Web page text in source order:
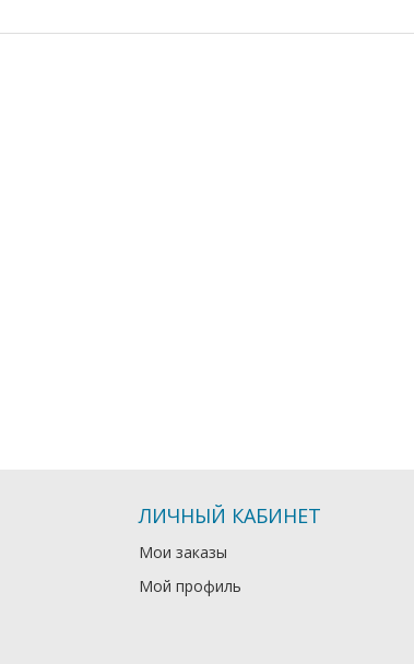
ЛИЧНЫЙ КАБИНЕТ
Мои заказы
Мой профиль